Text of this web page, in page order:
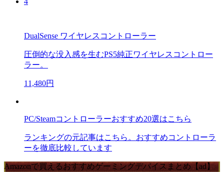
DualSense ワイヤレスコントローラー
圧倒的な没入感を生むPS5純正ワイヤレスコントロー
ラー。
11,480円
PC/Steamコントローラーおすすめ20選はこちら
ランキングの元記事はこちら。おすすめコントローラ
ーを徹底比較しています
Amazonで買えるおすすめゲーミングデバイスまとめ【ad】